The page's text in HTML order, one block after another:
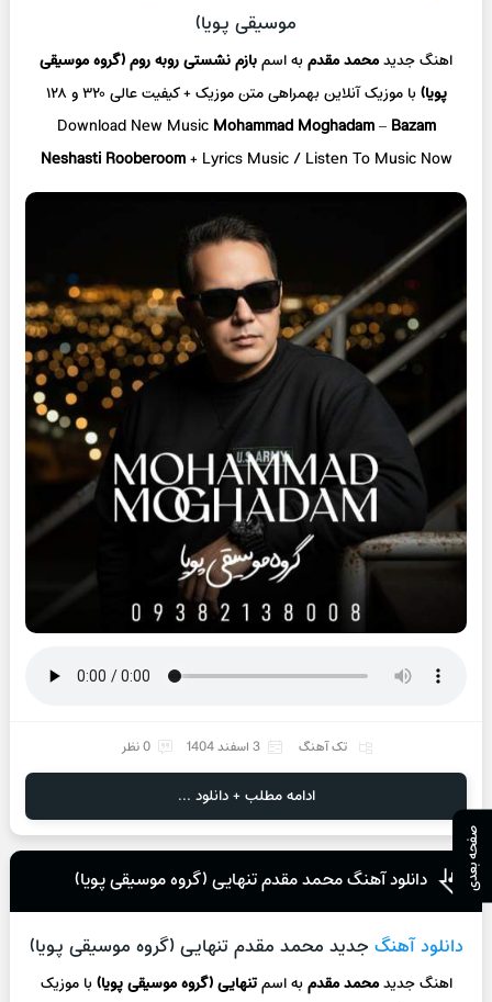
موسیقی پویا)
اهنگ جدیدمحمد مقدمبه اسمبازم نشستی روبه روم (گروه موسیقی
پویا)با موزیک آنلاینبهمراهی متن موزیک + کیفیت عالی ۳۲۰ و ۱۲۸
Download New Music Mohammad Moghadam–Bazam
Neshasti Rooberoom+ Lyrics Music / Listen To Music Now
تک آهنگ 3 اسفند 1404 0 نظر
ادامه مطلب + دانلود ...
دانلود آهنگ محمد مقدم تنهایی (گروه موسیقی پویا)
دانلود آهنگ جدید محمد مقدم تنهایی (گروه موسیقی پویا)
اهنگ جدیدمحمد مقدمبه اسمتنهایی (گروه موسیقی پویا)با موزیک
صفحه بعدی